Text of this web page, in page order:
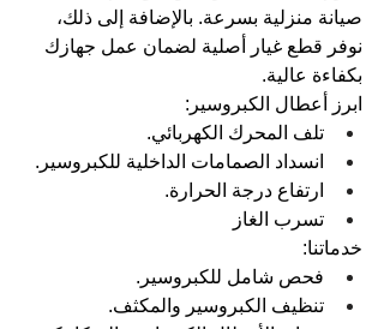
صيانة منزلية بسرعة. بالإضافة إلى ذلك،
نوفر قطع غيار أصلية لضمان عمل جهازك
بكفاءة عالية.
ابرز أعطال الكبروسير:
تلف المحرك الكهربائي.
انسداد الصمامات الداخلية للكبروسير.
ارتفاع درجة الحرارة.
تسرب الغاز
خدماتنا:
فحص شامل للكبروسير.
تنظيف الكبروسير والمكثف.